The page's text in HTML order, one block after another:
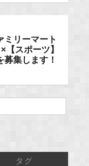
ミリーマート
【スポーツ】
集します！
タグ